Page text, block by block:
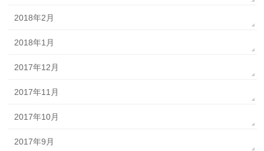
2018年2月
2018年1月
2017年12月
2017年11月
2017年10月
2017年9月